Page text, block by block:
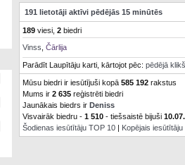
191 lietotāji aktīvi pēdējās 15 minūtēs
189viesi, 2biedri
Vinss Čārlija
Parādīt Laupītāju karti, kārtojot pēc: pēdējā
Mūsu biedri ir iesūtījuši kopā 585 192rakstus
Mums ir 2 635reģistrēti biedri
Jaunākais biedrs ir Deniss
Visvairāk biedru - 1 510- tiešsaistē bijuši
Šodienas iesūtītāju TOP 10| Kopējais iesūtītāju